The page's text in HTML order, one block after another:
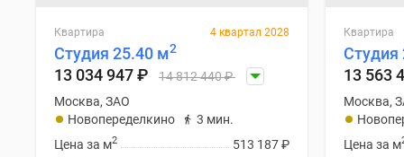
Подмосковья
комнатные
комнатные
Квартира 4 квартал 2028
Студия 25.40 м2
13 034 947₽ 14 812 440₽
Москва, ЗАО
Новопеределкино
3 мин.
513 187₽
Цена за м2
Квартира
Студия
13 563
Москва,
Цена за м